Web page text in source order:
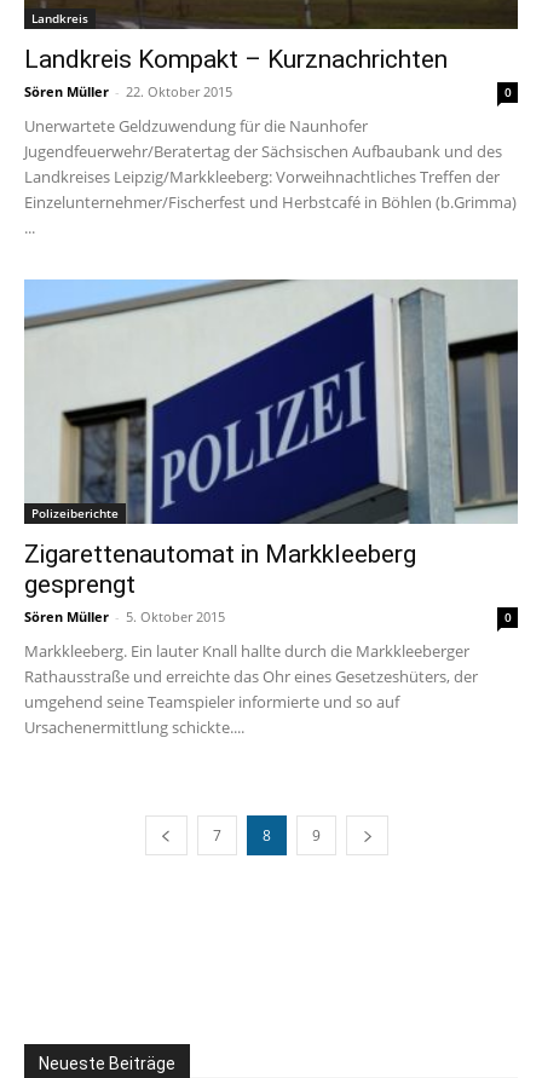
Landkreis
Landkreis Kompakt – Kurznachrichten
Sören Müller - 22. Oktober 2015 0
Unerwartete Geldzuwendung für die Naunhofer
Jugendfeuerwehr/Beratertag der Sächsischen Aufbaubank und des
Landkreises Leipzig/Markkleeberg: Vorweihnachtliches Treffen der
Einzelunternehmer/Fischerfest und Herbstcafé in Böhlen (b.Grimma)
...
Polizeiberichte
Zigarettenautomat in Markkleeberg
gesprengt
Sören Müller - 5. Oktober 2015 0
Markkleeberg. Ein lauter Knall hallte durch die Markkleeberger
Rathausstraße und erreichte das Ohr eines Gesetzeshüters, der
umgehend seine Teamspieler informierte und so auf
Ursachenermittlung schickte....
7 8 9
Neueste Beiträge